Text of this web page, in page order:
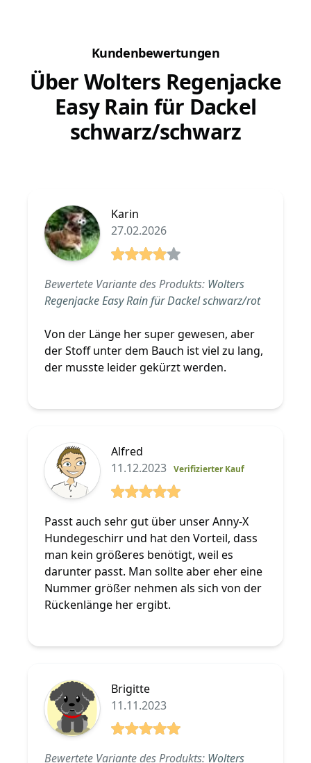
Kundenbewertungen
Über Wolters Regenjacke
Easy Rain für Dackel
schwarz/schwarz
Karin
27.02.2026
Bewertete Variante des Produkts: Wolters
Regenjacke Easy Rain für Dackel schwarz/rot
Von der Länge her super gewesen, aber
der Stoff unter dem Bauch ist viel zu lang,
der musste leider gekürzt werden.
Alfred
11.12.2023 Verifizierter Kauf
Passt auch sehr gut über unser Anny-X
Hundegeschirr und hat den Vorteil, dass
man kein größeres benötigt, weil es
darunter passt. Man sollte aber eher eine
Nummer größer nehmen als sich von der
Rückenlänge her ergibt.
Brigitte
11.11.2023
Bewertete Variante des Produkts: Wolters